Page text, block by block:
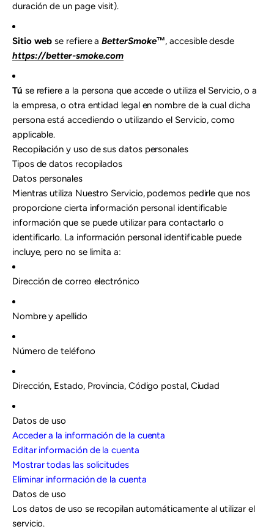
duración de un page visit).
Sitio web se refiere aBetterSmoke™, accesible desde
https://better-smoke.com
Tú se refiere a la persona que accede o utiliza el Servicio, o a
la empresa, o otra entidad legal en nombre de la cual dicha
persona está accediendo o utilizando el Servicio, como
applicable.
Recopilación y uso de sus datos personales
Tipos de datos recopilados
Datos personales
Mientras utiliza Nuestro Servicio, podemos pedirle que nos
proporcione cierta información personal identificable
información que se puede utilizar para contactarlo o
identificarlo. La información personal identificable puede
incluye, pero no se limita a:
Dirección de correo electrónico
Nombre y apellido
Número de teléfono
Dirección, Estado, Provincia, Código postal, Ciudad
Datos de uso
Acceder a la información de la cuenta
Editar información de la cuenta
Mostrar todas las solicitudes
Eliminar información de la cuenta
Datos de uso
Los datos de uso se recopilan automáticamente al utilizar el
servicio.